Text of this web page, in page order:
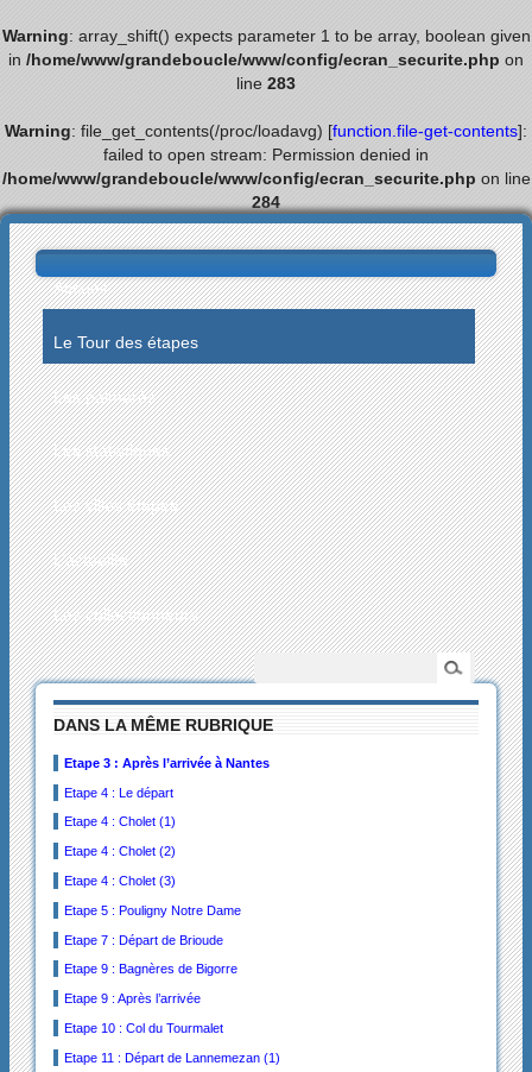
Warning: array_shift() expects parameter 1 to be array, boolean given
in /home/www/grandeboucle/www/config/ecran_securite.php on
line 283
Warning: file_get_contents(/proc/loadavg) [function.file-get-contents]:
failed to open stream: Permission denied in
/home/www/grandeboucle/www/config/ecran_securite.php on line
284
Accueil
Le Tour des étapes
Les palmarès
Les statistiques
Les villes étapes
L’actualité
Les collectionneurs
DANS LA MÊME RUBRIQUE
Etape 3 : Après l’arrivée à Nantes
Etape 4 : Le départ
Etape 4 : Cholet (1)
Etape 4 : Cholet (2)
Etape 4 : Cholet (3)
Etape 5 : Pouligny Notre Dame
Etape 7 : Départ de Brioude
Etape 9 : Bagnères de Bigorre
Etape 9 : Après l’arrivée
Etape 10 : Col du Tourmalet
Etape 11 : Départ de Lannemezan (1)